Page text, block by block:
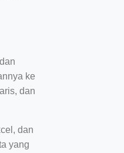
ke
dan
dan
yang